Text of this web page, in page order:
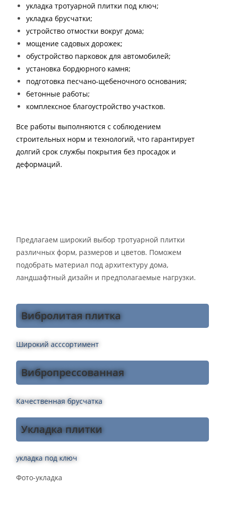
укладка тротуарной плитки под ключ;
укладка брусчатки;
устройство отмостки вокруг дома;
мощение садовых дорожек;
обустройство парковок для автомобилей;
установка бордюрного камня;
подготовка песчано-щебеночного основания;
бетонные работы;
комплексное благоустройство участков.
Все работы выполняются с соблюдением
строительных норм и технологий, что гарантирует
долгий срок службы покрытия без просадок и
деформаций.
Предлагаем широкий выбор тротуарной плитки
различных форм, размеров и цветов. Поможем
подобрать материал под архитектуру дома,
ландшафтный дизайн и предполагаемые нагрузки.
Вибролитая плитка
Широкий асссортимент
Вибропрессованная
Качественная брусчатка
Укладка плитки
укладка под ключ
Фото-укладка